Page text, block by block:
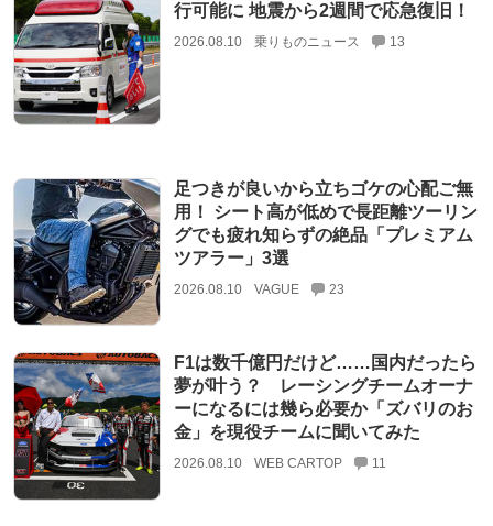
行可能に 地震から2週間で応急復旧！
2026.08.10 乗りものニュース 13
足つきが良いから立ちゴケの心配ご無
用！ シート高が低めで長距離ツーリン
グでも疲れ知らずの絶品「プレミアム
ツアラー」3選
2026.08.10 VAGUE 23
F1は数千億円だけど……国内だったら
夢が叶う？ レーシングチームオーナ
ーになるには幾ら必要か「ズバリのお
金」を現役チームに聞いてみた
2026.08.10 WEB CARTOP 11